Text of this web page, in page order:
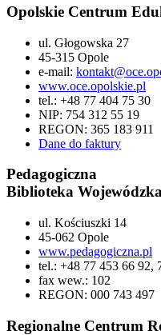
Opolskie Centrum
ul. Głogowska 27
45-315 Opole
e-mail:
www.oce.opolskie.pl
tel.: +48 77 404 75 30
NIP: 754 312 55 19
REGON: 365 183 911
Dane do faktury
Pedagogiczna
Biblioteka
ul. Kościuszki 14
45-062 Opole
www.pedagogiczna.pl
tel.: +48 77 453 66 92,
fax wew.: 102
REGON: 000 743 497
Regionalne Centrum